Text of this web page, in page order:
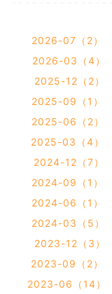
2026-07（2）
2026-03（4）
2025-12（2）
2025-09（1）
2025-06（2）
2025-03（4）
2024-12（7）
2024-09（1）
2024-06（1）
2024-03（5）
2023-12（3）
2023-09（2）
2023-06（14）